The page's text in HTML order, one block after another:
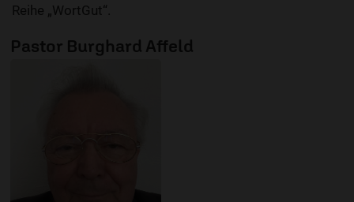
Reihe „WortGut“.
Pastor Burghard Affeld